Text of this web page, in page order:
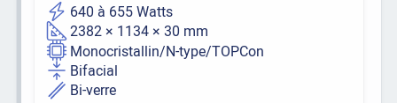
640 à 655 Watts
2382 × 1134 × 30 mm
Monocristallin/N-type/TOPCon
Bifacial
Bi-verre